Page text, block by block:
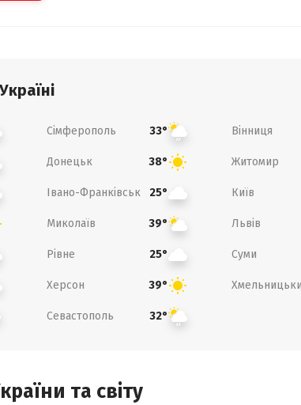
Сімферополь 33° Вінниця
Донецьк 38° Житомир
Івано-Франківськ 25° Київ
Миколаїв 39° Львів
Рівне 25° Суми
Херсон 39°
Севастополь 32°
та світу